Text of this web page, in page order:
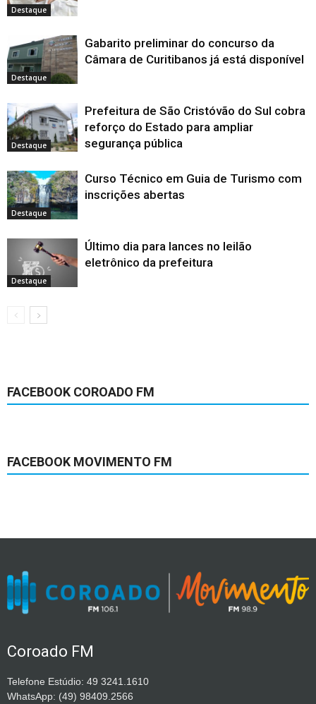
Destaque
Destaque
Gabarito preliminar do concurso da
Câmara de Curitibanos já está disponível
Destaque
Prefeitura de São Cristóvão do Sul cobra
reforço do Estado para ampliar
segurança pública
Destaque
Curso Técnico em Guia de Turismo com
inscrições abertas
Destaque
Último dia para lances no leilão
eletrônico da prefeitura
FACEBOOK COROADO FM
FACEBOOK MOVIMENTO FM
Coroado FM
Telefone Estúdio: 49 3241.1610
WhatsApp: (49) 98409.2566